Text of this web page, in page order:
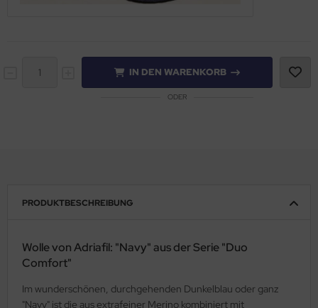
IN DEN WARENKORB
ODER
PRODUKTBESCHREIBUNG
Wolle von Adriafil: "Navy" aus der Serie "Duo
Comfort"
Im wunderschönen, durchgehenden Dunkelblau oder ganz
"Navy" ist die aus extrafeiner Merino kombiniert mit